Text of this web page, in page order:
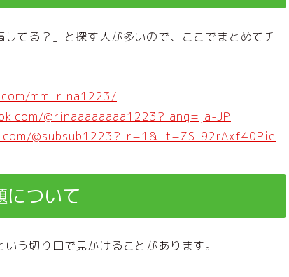
てる？」と探す人が多いので、ここでまとめてチ
mm_rina1223/
@rinaaaaaaaa1223?lang=ja-JP
@subsub1223?_r=1&_t=ZS-92rAxf40Pie
について
いう切り口で見かけることがあります。